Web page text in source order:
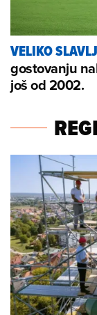
VELIKO
gostovanju
još od 2002.